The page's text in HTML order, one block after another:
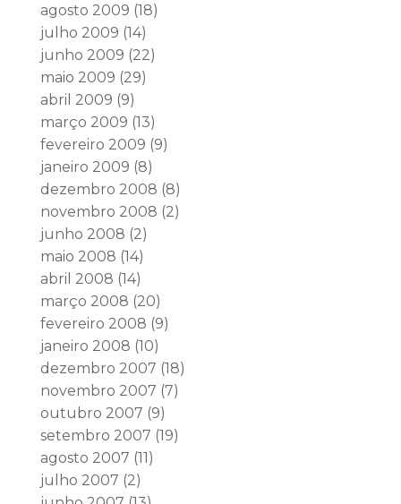
agosto 2009 (18)
julho 2009 (14)
junho 2009 (22)
maio 2009 (29)
abril 2009 (9)
março 2009 (13)
fevereiro 2009 (9)
janeiro 2009 (8)
dezembro 2008 (8)
novembro 2008 (2)
junho 2008 (2)
maio 2008 (14)
abril 2008 (14)
março 2008 (20)
fevereiro 2008 (9)
janeiro 2008 (10)
dezembro 2007 (18)
novembro 2007 (7)
outubro 2007 (9)
setembro 2007 (19)
agosto 2007 (11)
julho 2007 (2)